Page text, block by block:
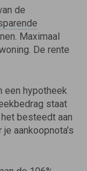
de
Maximaal
De rente
een hypotheek
staat
besteedt aan
aankoopnota’s